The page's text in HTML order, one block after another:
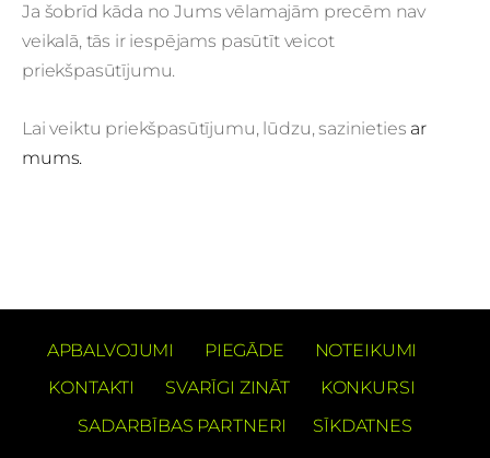
Ja šobrīd kāda no Jums vēlamajām precēm nav
veikalā, tās ir iespējams pasūtīt veicot
priekšpasūtījumu.
Lai veiktu priekšpasūtījumu, lūdzu, sazinieties ar
mums.
APBALVOJUMI PIEGĀDE
NOTEIKUMI
KONTAKTI
SVARĪGI ZINĀT
KONKURSI
SADARBĪBAS PARTNERI
SĪKDATNES